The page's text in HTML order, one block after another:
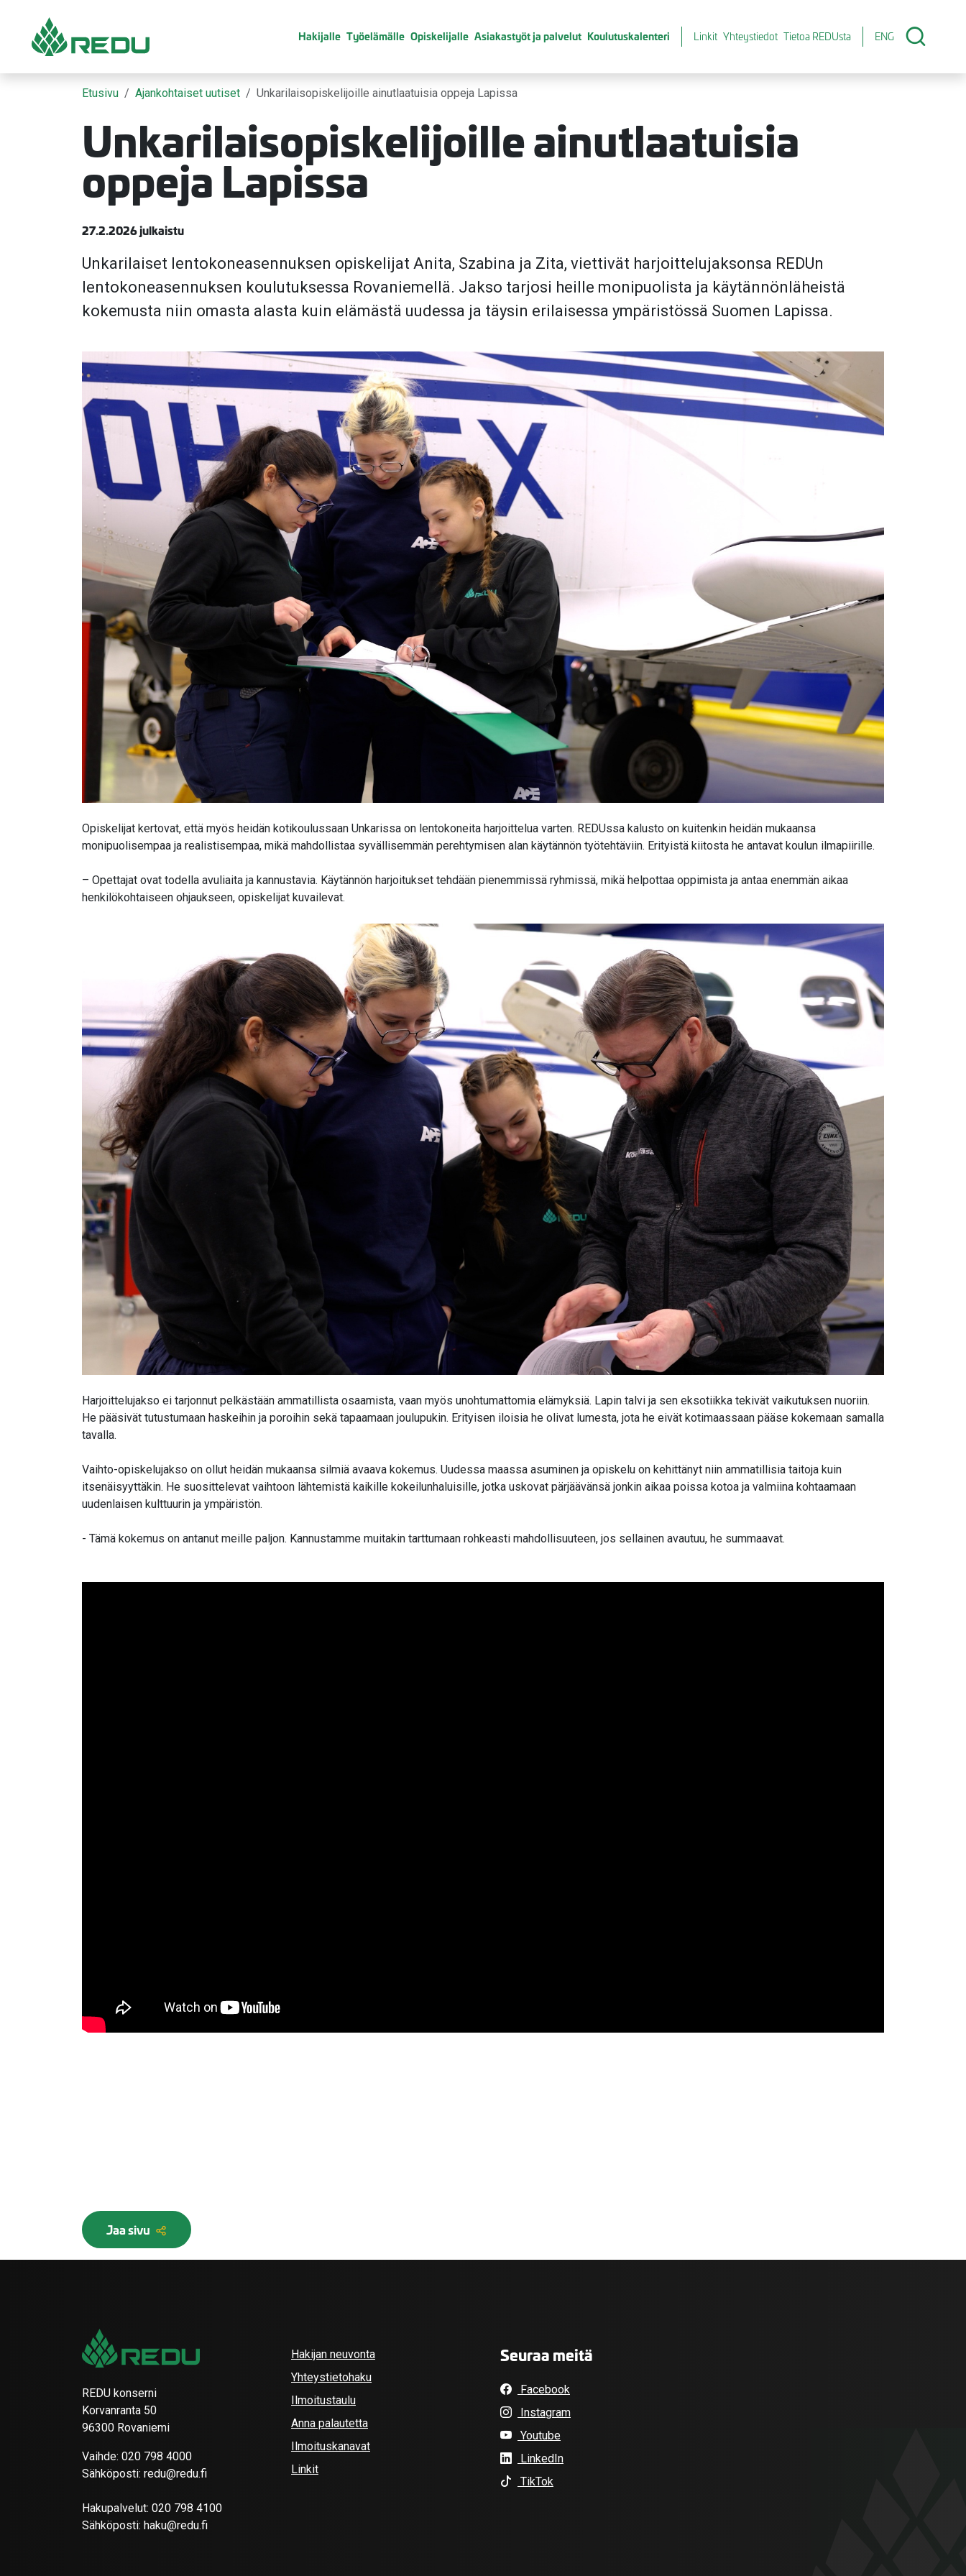
Hakijalle Työelämälle Opiskelijalle Asiakastyöt ja palvelut Koulutuskalenteri Linkit Yhteystiedot Tietoa REDUsta ENG
Etusivu Ajankohtaiset uutiset Unkarilaisopiskelijoille ainutlaatuisia oppeja Lapissa
Unkarilaisopiskelijoille ainutlaatuisia
oppeja Lapissa
27.2.2026 julkaistu
Unkarilaiset lentokoneasennuksen opiskelijat Anita, Szabina ja Zita, viettivät harjoittelujaksonsa REDUn
lentokoneasennuksen koulutuksessa Rovaniemellä. Jakso tarjosi heille monipuolista ja käytännönläheistä
kokemusta niin omasta alasta kuin elämästä uudessa ja täysin erilaisessa ympäristössä Suomen Lapissa.
Opiskelijat kertovat, että myös heidän kotikoulussaan Unkarissa on lentokoneita harjoittelua varten. REDUssa kalusto on kuitenkin heidän mukaansa
monipuolisempaa ja realistisempaa, mikä mahdollistaa syvällisemmän perehtymisen alan käytännön työtehtäviin. Erityistä kiitosta he antavat koulun ilmapiirille.
– Opettajat ovat todella avuliaita ja kannustavia. Käytännön harjoitukset tehdään pienemmissä ryhmissä, mikä helpottaa oppimista ja antaa enemmän aikaa
henkilökohtaiseen ohjaukseen, opiskelijat kuvailevat.
Harjoittelujakso ei tarjonnut pelkästään ammatillista osaamista, vaan myös unohtumattomia elämyksiä. Lapin talvi ja sen eksotiikka tekivät vaikutuksen nuoriin.
He pääsivät tutustumaan haskeihin ja poroihin sekä tapaamaan joulupukin. Erityisen iloisia he olivat lumesta, jota he eivät kotimaassaan pääse kokemaan samalla
tavalla.
Vaihto-opiskelujakso on ollut heidän mukaansa silmiä avaava kokemus. Uudessa maassa asuminen ja opiskelu on kehittänyt niin ammatillisia taitoja kuin
itsenäisyyttäkin. He suosittelevat vaihtoon lähtemistä kaikille kokeilunhaluisille, jotka uskovat pärjäävänsä jonkin aikaa poissa kotoa ja valmiina kohtaamaan
uudenlaisen kulttuurin ja ympäristön.
- Tämä kokemus on antanut meille paljon. Kannustamme muitakin tarttumaan rohkeasti mahdollisuuteen, jos sellainen avautuu, he summaavat.
Jaa sivu
REDU konserni
Korvanranta 50
96300 Rovaniemi
Vaihde: 020 798 4000
Sähköposti: redu@redu.fi
Hakupalvelut: 020 798 4100
Sähköposti: haku@redu.fi
Hakijan neuvonta
Yhteystietohaku
Ilmoitustaulu
Anna palautetta
Ilmoituskanavat
Linkit
Seuraa meitä
Facebook
Instagram
Youtube
LinkedIn
TikTok